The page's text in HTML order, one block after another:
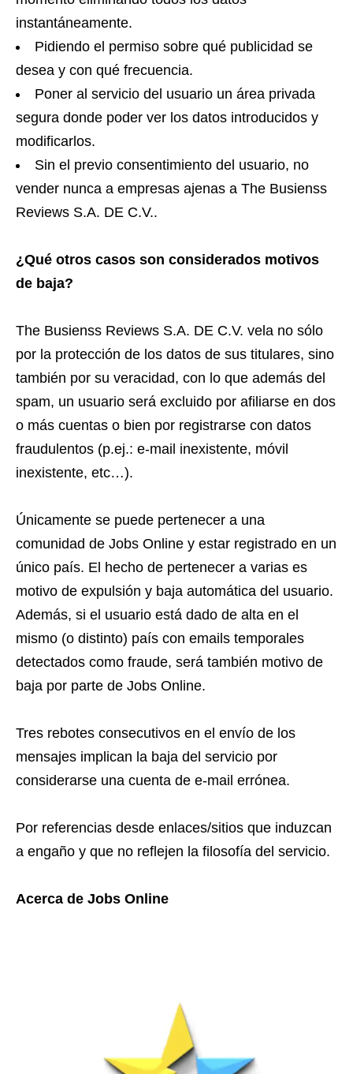
instantáneamente.
Pidiendo el permiso sobre qué publicidad se
desea y con qué frecuencia.
Poner al servicio del usuario un área privada
segura donde poder ver los datos introducidos y
modificarlos.
Sin el previo consentimiento del usuario, no
vender nunca a empresas ajenas a The Busienss
Reviews S.A. DE C.V..
¿Qué otros casos son considerados motivos
de baja?
The Busienss Reviews S.A. DE C.V. vela no sólo
por la protección de los datos de sus titulares, sino
también por su veracidad, con lo que además del
spam, un usuario será excluido por afiliarse en dos
o más cuentas o bien por registrarse con datos
fraudulentos (p.ej.: e-mail inexistente, móvil
inexistente, etc…).
Únicamente se puede pertenecer a una
comunidad de Jobs Online y estar registrado en un
único país. El hecho de pertenecer a varias es
motivo de expulsión y baja automática del usuario.
Además, si el usuario está dado de alta en el
mismo (o distinto) país con emails temporales
detectados como fraude, será también motivo de
baja por parte de Jobs Online.
Tres rebotes consecutivos en el envío de los
mensajes implican la baja del servicio por
considerarse una cuenta de e-mail errónea.
Por referencias desde enlaces/sitios que induzcan
a engaño y que no reflejen la filosofía del servicio.
Acerca de Jobs Online